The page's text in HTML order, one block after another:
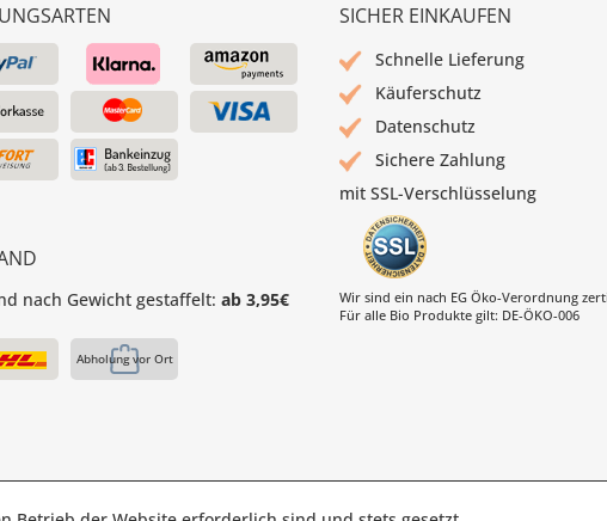
nach Gewicht gestaffelt: ab 3,95€
Abholung vor Ort
SICHER EINKAUFEN
Schnelle Lieferung
Käuferschutz
Datenschutz
Sichere Zahlung
mit SSL-Verschlüsselung
Wir sind ein nach EG Öko-Verordnung
Für alle Bio Produkte gilt: DE-ÖKO-006